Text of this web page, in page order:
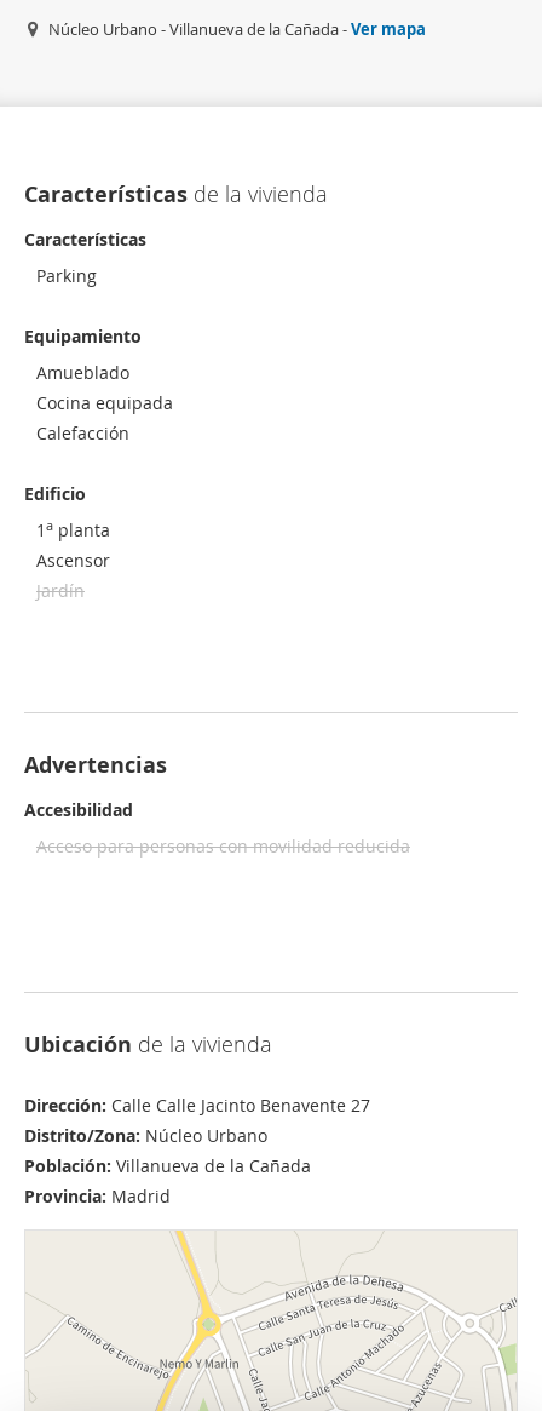
Núcleo Urbano - Villanueva de la Cañada -Ver mapa
Características de la vivienda
Características
Parking
Equipamiento
Amueblado
Cocina equipada
Calefacción
Edificio
1 a planta
Ascensor
Jardín
Advertencias
Accesibilidad
Acceso para personas con movilidad reducida
Ubicación de la vivienda
Dirección: Calle Calle Jacinto Benavente 27
Distrito/Zona: Núcleo Urbano
Población: Villanueva de la Cañada
Provincia: Madrid